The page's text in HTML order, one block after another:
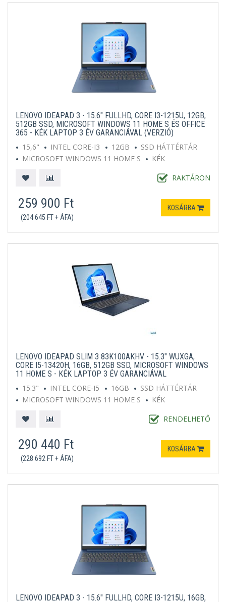
LENOVO IDEAPAD 3 - 15.6" FULLHD, CORE I3-1215U, 12GB,
512GB SSD, MICROSOFT WINDOWS 11 HOME S ÉS OFFICE
365 - KÉK LAPTOP 3 ÉV GARANCIÁVAL (VERZIÓ)
15,6"
INTEL CORE-I3 12GB
SSD HÁTTÉRTÁR
MICROSOFT WINDOWS 11 HOME S
KÉK
RAKTÁRON
259 900 Ft
(204 645 FT + ÁFA)
KOSÁRBA
LENOVO IDEAPAD SLIM 3 83K100AKHV - 15.3" WUXGA,
CORE I5-13420H, 16GB, 512GB SSD, MICROSOFT WINDOWS
11 HOME S - KÉK LAPTOP 3 ÉV GARANCIÁVAL
15.3"
INTEL CORE-I5 16GB
SSD HÁTTÉRTÁR
MICROSOFT WINDOWS 11 HOME S
KÉK
RENDELHETŐ
290 440 Ft
(228 692 FT + ÁFA)
KOSÁRBA
LENOVO IDEAPAD 3 - 15.6" FULLHD, CORE I3-1215U, 16GB,